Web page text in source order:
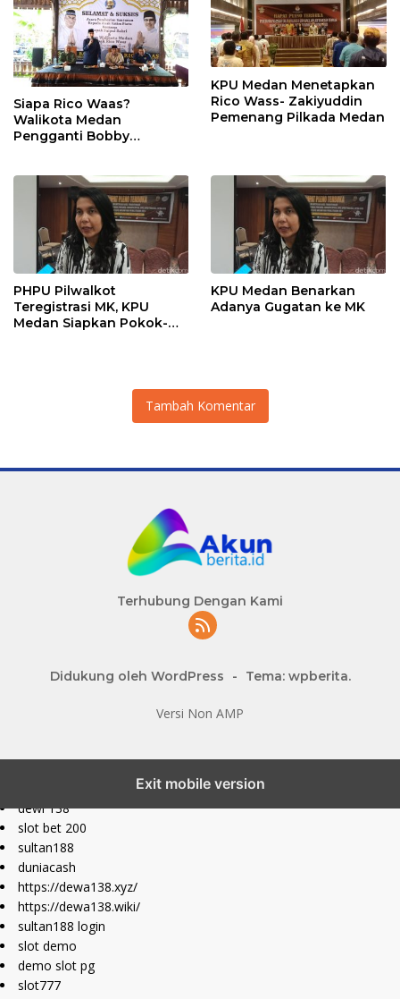
Siapa Rico Waas?
Walikota Medan
Pengganti Bobby
KPU Medan Menetapkan
Rico Wass- Zakiyuddin
Pemenang Pilkada Medan
PHPU Pilwalkot
Teregistrasi MK, KPU
Medan Siapkan Pokok-
KPU Medan Benarkan
Adanya Gugatan ke MK
Tambah Komentar
Terhubung Dengan Kami
Didukung oleh WordPress - Tema: wpberita.
Versi Non AMP
Exit mobile version
dewi 138
slot bet 200
sultan188
duniacash
https://dewa138.xyz/
https://dewa138.wiki/
sultan188 login
slot demo
demo slot pg
slot777